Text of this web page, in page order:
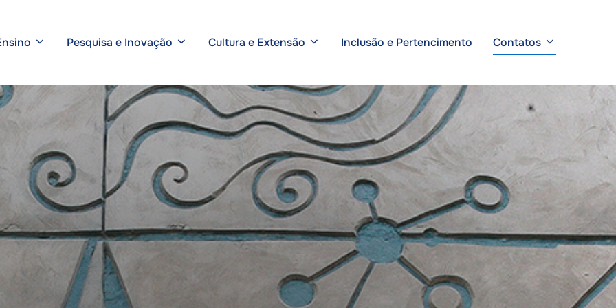
Pesquisa e Inovação Cultura e Extensão Inclusão e Pertencimento Contatos